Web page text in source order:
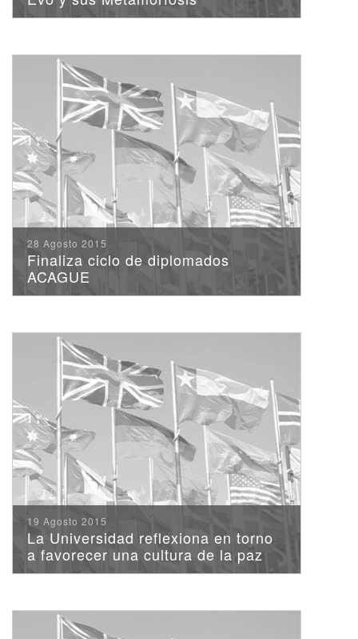
28 Agosto 2015
Finaliza ciclo de diplomados
ACAGUE
19 Agosto 2015
La Universidad reflexiona en torno
a favorecer una cultura de la paz